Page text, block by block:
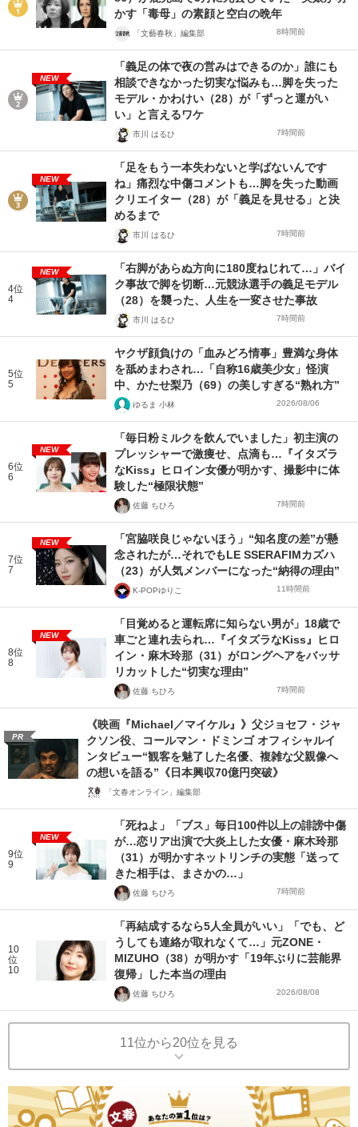
かす「毒母」の素顔と空白の晩年
「文藝春秋」編集部 8時間前
NEW
「義足の体で夜の営みはできるのか」誰にも
相談できなかった切実な悩みも…脚を失った
モデル・かわけい（28）が「ずっと運がい
い」と言えるワケ
市川 はるひ 7時間前
NEW
「足をもう一本失わないと学ばないんです
ね」痛烈な中傷コメントも…脚を失った動画
クリエイター（28）が「義足を見せる」と決
めるまで
市川 はるひ 7時間前
4位
4
NEW
「右脚があらぬ方向に180度ねじれて…」バイ
ク事故で脚を切断…元競泳選手の義足モデル
（28）を襲った、人生を一変させた事故
市川 はるひ 7時間前
5位
5
ヤクザ顔負けの「血みどろ情事」豊満な身体
を舐めまわされ…「自称16歳美少女」怪演
中、かたせ梨乃（69）の美しすぎる“熟れ方”
ゆるま 小林 2026/08/06
6位
6
NEW
「毎日粉ミルクを飲んでいました」初主演の
プレッシャーで激痩せ、点滴も…『イタズラ
なKiss』ヒロイン女優が明かす、撮影中に体
験した“極限状態”
佐藤 ちひろ 7時間前
7位
7
NEW
「宮脇咲良じゃないほう」“知名度の差”が懸
念されたが…それでもLE SSERAFIMカズハ
（23）が人気メンバーになった“納得の理由”
K-POPゆりこ 11時間前
8位
8
NEW
「目覚めると運転席に知らない男が」18歳で
車ごと連れ去られ…『イタズラなKiss』ヒロ
イン・麻木玲那（31）がロングヘアをバッサ
リカットした“切実な理由”
佐藤 ちひろ 7時間前
PR
《映画『Michael／マイケル』》父ジョセフ・ジャ
クソン役、コールマン・ドミンゴ オフィシャルイ
ンタビュー“観客を魅了した名優、複雑な父親像へ
の想いを語る”《日本興収70億円突破》
「文春オンライン」編集部
9位
9
NEW
「死ねよ」「ブス」毎日100件以上の誹謗中傷
が…恋リア出演で大炎上した女優・麻木玲那
（31）が明かすネットリンチの実態「送って
きた相手は、まさかの…」
佐藤 ちひろ 7時間前
10
位
10
「再結成するなら5人全員がいい」「でも、ど
うしても連絡が取れなくて…」元ZONE・
MIZUHO（38）が明かす「19年ぶりに芸能界
復帰」した本当の理由
佐藤 ちひろ 2026/08/08
11位から20位を見る